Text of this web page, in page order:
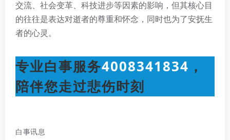
交流、社会变革、科技进步等因素的影响，但其核心目
的往往是表达对逝者的尊重和怀念，同时也为了安抚生
者的心灵。
专业白事服务4008341834 ，
陪伴您走过悲伤时刻
白事讯息